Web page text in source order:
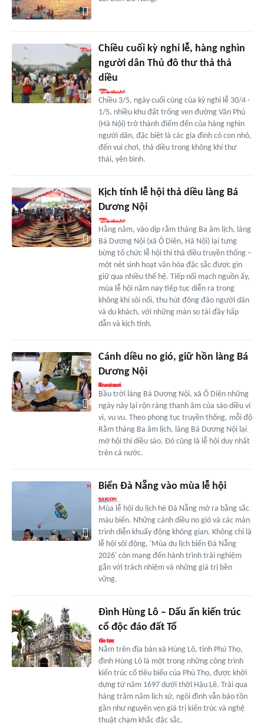
Chiều cuối kỳ nghỉ lễ, hàng nghìn
người dân Thủ đô thư thả thả
diều
Chiều 3/5, ngày cuối cùng của kỳ nghỉ lễ 30/4 -
1/5, nhiều khu đất trống ven đường Văn Phú
(Hà Nội) trở thành điểm đến của hàng nghìn
người dân, đặc biệt là các gia đình có con nhỏ,
đến vui chơi, thả diều trong không khí thư
thái, yên bình.
Kịch tính lễ hội thả diều làng Bá
Dương Nội
Hằng năm, vào dịp rằm tháng Ba âm lịch, làng
Bá Dương Nội (xã Ô Diên, Hà Nội) lại tưng
bừng tổ chức lễ hội thi thả diều truyền thống –
một nét sinh hoạt văn hóa đặc sắc được gìn
giữ qua nhiều thế hệ. Tiếp nối mạch nguồn ấy,
mùa lễ hội năm nay tiếp tục diễn ra trong
không khí sôi nổi, thu hút đông đảo người dân
và du khách, với những màn so tài đầy hấp
dẫn và kịch tính.
Cánh diều no gió, giữ hồn làng Bá
Dương Nội
Bầu trời làng Bá Dương Nội, xã Ô Diên những
ngày này lại rộn ràng thanh âm của sáo diều vi
vi, vu vu. Theo phong tục truyền thống, mỗi độ
Rằm tháng Ba âm lịch, làng Bá Dương Nội lại
mở hội thi diều sáo. Đó cũng là lễ hội duy nhất
trên cả nước.
Biển Đà Nẵng vào mùa lễ hội
Mùa lễ hội du lịch hè Đà Nẵng mở ra bằng sắc
màu biển. Những cánh diều no gió và các màn
trình diễn khuấy động không gian. Không chỉ là
lễ hội sôi động, 'Mùa du lịch biển Đà Nẵng
2026' còn mang đến hành trình trải nghiệm
gắn với trách nhiệm và những giá trị bền
vững.
Đình Hùng Lô – Dấu ấn kiến trúc
cổ độc đáo đất Tổ
Nằm trên địa bàn xã Hùng Lô, tỉnh Phú Thọ,
đình Hùng Lô là một trong những công trình
kiến trúc cổ tiêu biểu của Phú Thọ, được khởi
dựng từ năm 1697 dưới thời Hậu Lê. Trải qua
hàng trăm năm lịch sử, ngôi đình vẫn bảo tồn
gần như nguyên vẹn giá trị kiến trúc và nghệ
thuật chạm khắc đặc sắc.